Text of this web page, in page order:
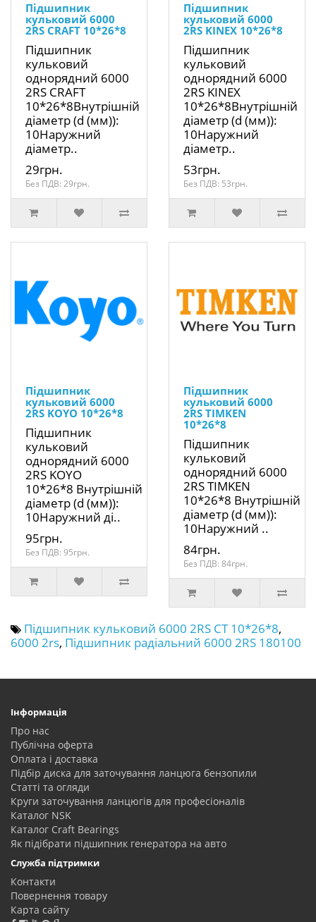
Підшипник
кульковий 6000
2RS CRAFT 10*26*8
Підшипник
кульковий
однорядний 6000
2RS CRAFT
10*26*8Внутрішній
діаметр (d (мм)):
10Наружний
діаметр..
29грн.
Без ПДВ: 29грн.
Підшипник
кульковий 6000
2RS KINEX 10*26*8
Підшипник
кульковий
однорядний 6000
2RS KINEX
10*26*8Внутрішній
діаметр (d (мм)):
10Наружний
діаметр..
53грн.
Без ПДВ: 53грн.
Підшипник
кульковий 6000
2RS KOYO 10*26*8
Підшипник
кульковий
однорядний 6000
2RS KOYO
10*26*8 Внутрішній
діаметр (d (мм)):
10Наружний ді..
95грн.
Без ПДВ: 95грн.
Підшипник
кульковий 6000
2RS TIMKEN
10*26*8
Підшипник
кульковий
однорядний 6000
2RS TIMKEN
10*26*8 Внутрішній
діаметр (d (мм)):
10Наружний ..
84грн.
Без ПДВ: 84грн.
Підшипник кульковий 6000 2RS CT 10*26*8,
6000 2rs, Підшипник радіальний 6000 2RS 180100
Інформація
Про нас
Публічна оферта
Оплата і доставка
Підбір диска для заточування ланцюга бензопили
Статті та огляди
Круги заточування ланцюгів для професіоналів
Каталог NSK
Каталог Craft Bearings
Як підібрати підшипник генератора на авто
Служба підтримки
Контакти
Повернення товару
Карта сайту